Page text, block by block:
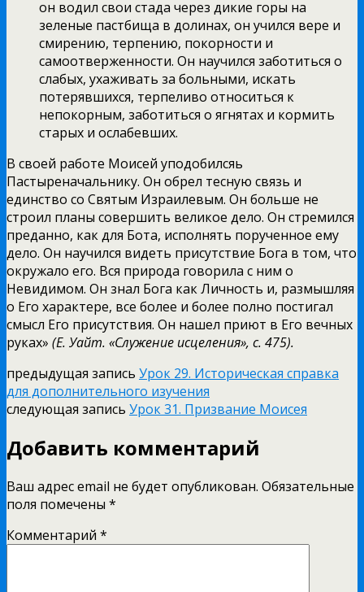
он водил свои стада через дикие горы на
зеленые пастбища в долинах, он учился вере и
смирению, терпению, покорности и
самоотверженности. Он научился заботиться о
слабых, ухаживать за больными, искать
потерявшихся, терпеливо относиться к
непокорным, заботиться о ягнятах и кормить
старых и ослабевших.
В своей работе Моисей уподобилсяь
Пастыреначальнику. Он обрел тесную связь и
единство со Святым Израилевым. Он больше не
строил планы совершить великое дело. Он стремился
преданно, как для Бота, исполнять порученное ему
дело. Он научился видеть присутствие Бога в том, что
окружало его. Вся природа говорила с ним о
Невидимом. Он знал Бога как Личность и, размышляя
о Его характере, все более и более полно постигал
смысл Его присутствия. Он нашел приют в Его вечных
руках» (Е. Уайт. «Служение исцеления», с. 475).
предыдущая запись Урок 29. Историческая справка
для дополнительного изучения
следующая запись Урок 31. Призвание Моисея
Добавить комментарий
Ваш адрес email не будет опубликован. Обязательные
поля помечены *
Комментарий *